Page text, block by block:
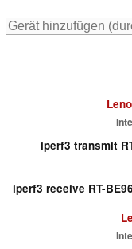
iperf3 transmit
iperf3 receive RT-